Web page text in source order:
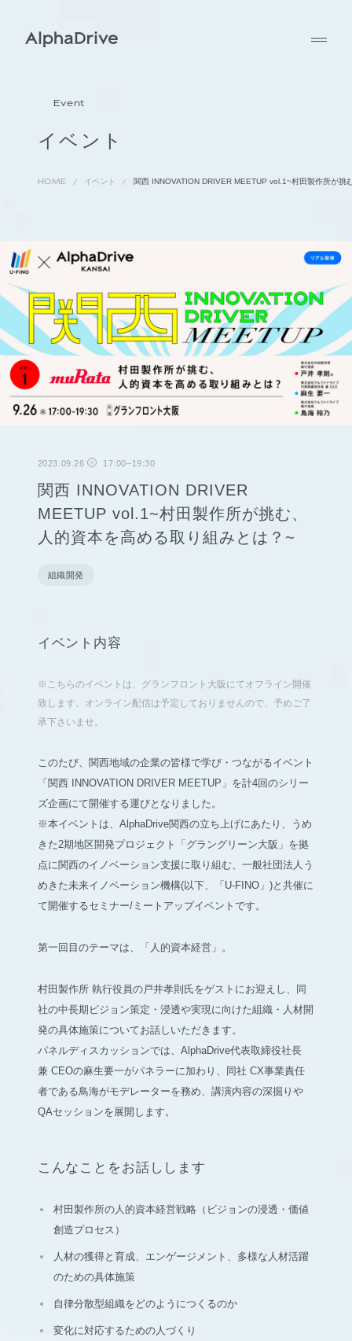
イベント
Event
HOME イベント 関西 INNOVATION DRIVER MEETUP vol.1~村田製作所が挑
2023.09.26 火 17:00–19:30
関西 INNOVATION DRIVER
MEETUP vol.1~村田製作所が挑む、
人的資本を高める取り組みとは？~
組織開発
イベント内容
※こちらのイベントは、グランフロント大阪にてオフライン開催
致します。オンライン配信は予定しておりませんので、予めご了
承下さいませ。
このたび、 関西地域の企業の皆様で学び・つながるイベント
「関西 INNOVATION DRIVER MEETUP」を計4回のシリー
ズ企画にて開催する運びとなりました。
※本イベントは、AlphaDrive関西の立ち上げにあたり、うめ
きた2期地区開発プロジェクト「グラングリーン大阪」を拠
点に関西のイノベーション支援に取り組む、一般社団法人う
めきた未来イノベーション機構(以下、「U-FINO」)と共催に
て開催するセミナー/ミートアップイベントです。
第一回目のテーマは、 「人的資本経営」 。
村田製作所 執行役員の戸井孝則氏をゲストにお迎えし、同
社の中長期ビジョン策定・浸透や実現に向けた組織・人材開
発の具体施策についてお話しいただきます。
パネルディスカッションでは、AlphaDrive代表取締役社長
兼 CEOの麻生要一がパネラーに加わり、同社 CX事業責任
者である鳥海がモデレーターを務め、講演内容の深掘りや
QAセッションを展開します。
こんなことをお話しします
村田製作所の人的資本経営戦略（ビジョンの浸透・価値
創造プロセス）
人材の獲得と育成、エンゲージメント、多様な人材活躍
のための具体施策
自律分散型組織をどのようにつくるのか
変化に対応するための人づくり